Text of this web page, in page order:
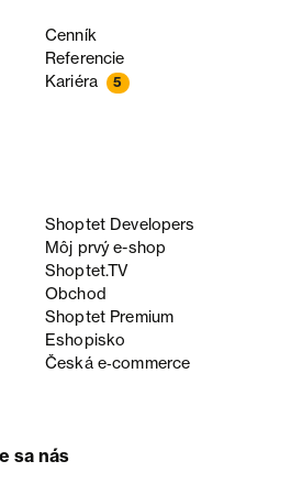
Cenník
Referencie
Kariéra 5
Shoptet Developers
Môj prvý e-shop
Shoptet.TV
Obchod
Shoptet Premium
Eshopisko
Česká e‑commerce
sa nás